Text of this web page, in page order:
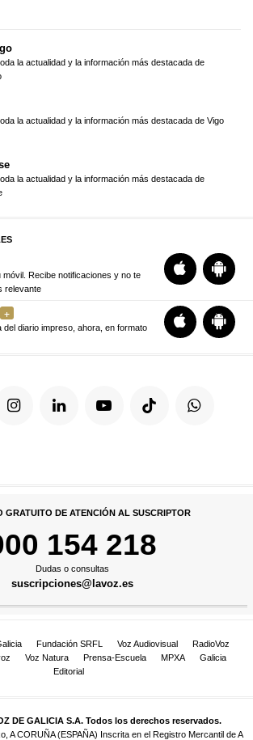
la actualidad y la información más destacada de
la actualidad y la información más destacada de Vigo
la actualidad y la información más destacada de
móvil. Recibe notificaciones y no te
relevante
diario impreso, ahora, en formato
GRATUITO DE ATENCIÓN AL SUSCRIPTOR
154 218
Dudas o consultas
suscripciones@lavoz.es
Fundación SRFL Voz Audiovisual
RadioVoz
Voz Natura Prensa-Escuela MPXA
Galicia
Editorial
DE GALICIA S.A. Todos los derechos reservados.
A CORUÑA (ESPAÑA) Inscrita en el Registro Mercantil de A